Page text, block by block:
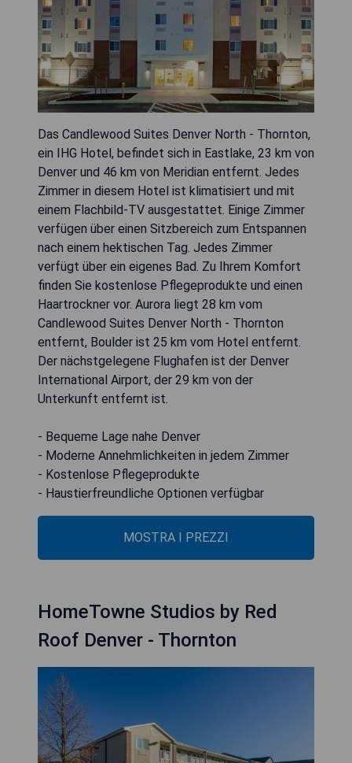
Das Candlewood Suites Denver North - Thornton,
ein IHG Hotel, befindet sich in Eastlake, 23 km von
Denver und 46 km von Meridian entfernt. Jedes
Zimmer in diesem Hotel ist klimatisiert und mit
einem Flachbild-TV ausgestattet. Einige Zimmer
verfügen über einen Sitzbereich zum Entspannen
nach einem hektischen Tag. Jedes Zimmer
verfügt über ein eigenes Bad. Zu Ihrem Komfort
finden Sie kostenlose Pflegeprodukte und einen
Haartrockner vor. Aurora liegt 28 km vom
Candlewood Suites Denver North - Thornton
entfernt, Boulder ist 25 km vom Hotel entfernt.
Der nächstgelegene Flughafen ist der Denver
International Airport, der 29 km von der
Unterkunft entfernt ist.
- Bequeme Lage nahe Denver
- Moderne Annehmlichkeiten in jedem Zimmer
- Kostenlose Pflegeprodukte
- Haustierfreundliche Optionen verfügbar
MOSTRA I PREZZI
HomeTowne Studios by Red
Roof Denver - Thornton